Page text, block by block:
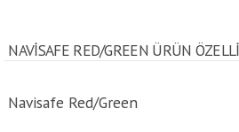
NAVISAFE RED/GREEN ÜRÜN
Navisafe Red/Green